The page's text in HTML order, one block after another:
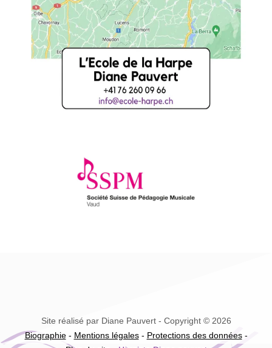
Site réalisé par Diane Pauvert - Copyright © 2026
Biographie- Mentions légales- Protections des données-